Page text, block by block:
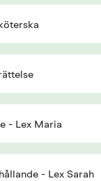
- Lex Maria
- Lex Sarah